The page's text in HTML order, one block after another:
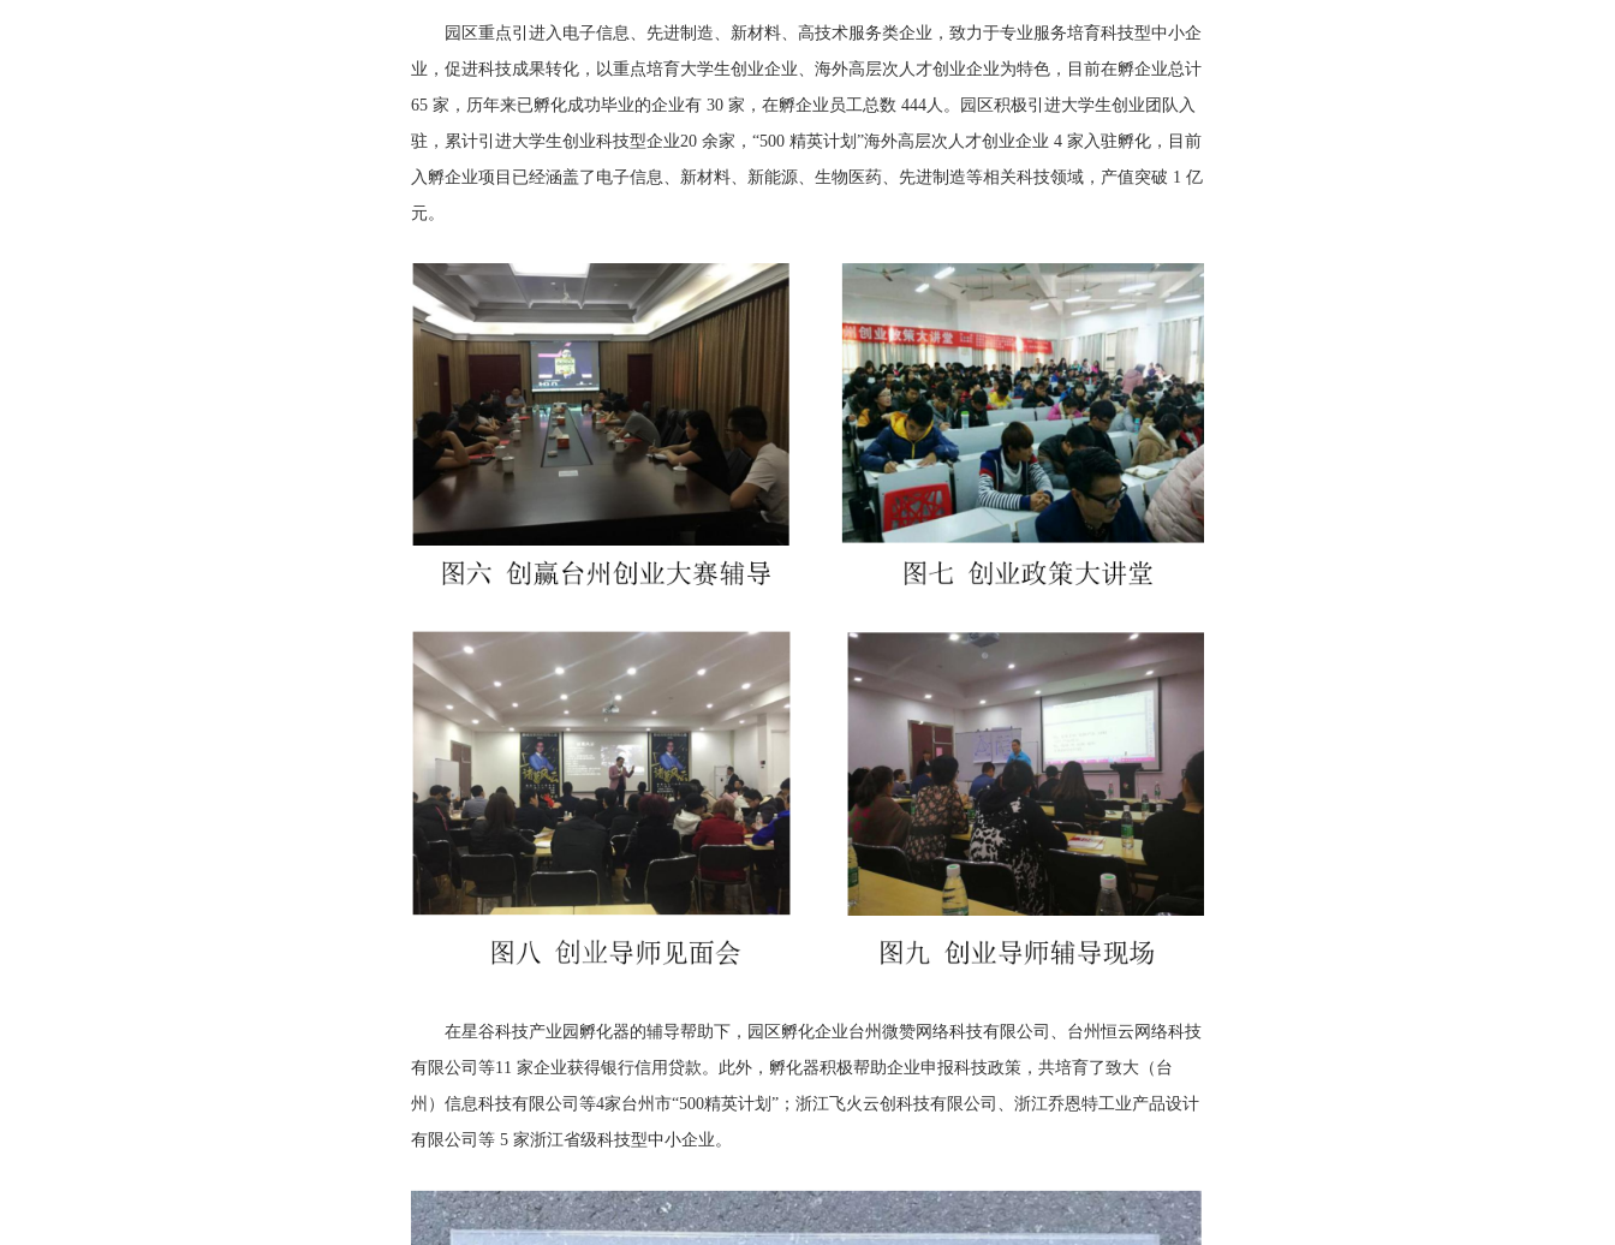
园区重点引进入电子信息、先进制造、新材料、高技术服务类企业，致力于专业服务培育科技型中小企
业，促进科技成果转化，以重点培育大学生创业企业、海外高层次人才创业企业为特色，目前在孵企业总计
65 家，历年来已孵化成功毕业的企业有 30 家，在孵企业员工总数 444人。园区积极引进大学生创业团队入
驻，累计引进大学生创业科技型企业20 余家，“500 精英计划”海外高层次人才创业企业 4 家入驻孵化，目前
入孵企业项目已经涵盖了电子信息、新材料、新能源、生物医药、先进制造等相关科技领域，产值突破 1 亿
元。
在星谷科技产业园孵化器的辅导帮助下，园区孵化企业台州微赞网络科技有限公司、台州恒云网络科技
有限公司等11 家企业获得银行信用贷款。此外，孵化器积极帮助企业申报科技政策，共培育了致大（台
州）信息科技有限公司等4家台州市“500精英计划”；浙江飞火云创科技有限公司、浙江乔恩特工业产品设计
有限公司等 5 家浙江省级科技型中小企业。